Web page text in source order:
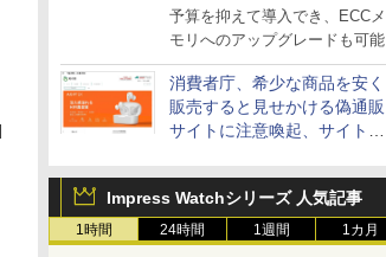
neo+」シリーズ
予算を抑えて導入でき、ECCメ
モリへのアップグレードも可能
消費者庁、希少な商品を安く
販売すると見せかける偽通販
サイトに注意喚起、サイト名
Impress Watchシリーズ 人気記事
1時間 24時間 1週間 1カ月